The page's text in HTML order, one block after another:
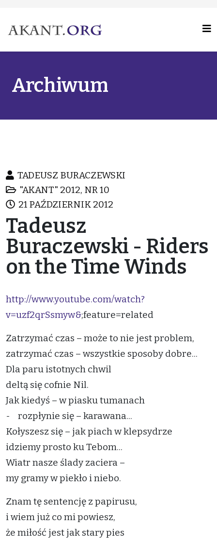
Archiwum
TADEUSZ BURACZEWSKI
"AKANT" 2012, NR 10
21 PAŹDZIERNIK 2012
Tadeusz
Buraczewski - Riders
on the Time Winds
http://www.youtube.com/watch?
v=uzf2qrSsmyw&;feature=related
Zatrzymać czas – może to nie jest problem,
zatrzymać czas – wszystkie sposoby dobre...
Dla paru istotnych chwil
deltą się cofnie Nil.
Jak kiedyś – w piasku tumanach
- rozpłynie się – karawana...
Kołyszesz się – jak piach w klepsydrze
idziemy prosto ku Tebom...
Wiatr nasze ślady zaciera –
my gramy w piekło i niebo.
Znam tę sentencję z papirusu,
i wiem już co mi powiesz,
że miłość jest jak stary pies